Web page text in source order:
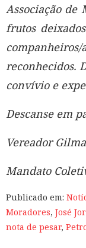
Associação de
frutos
reconhecidos.
convívio e
Descanse em
Vereador
Mandato
Publicado em:
Moradores, José
nota de pesar,